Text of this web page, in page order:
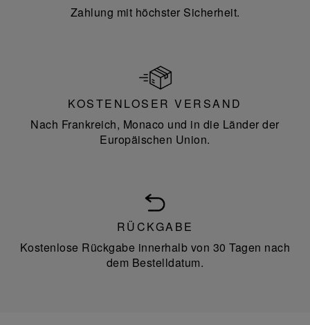
Zahlung mit höchster Sicherheit.
KOSTENLOSER VERSAND
Nach Frankreich, Monaco und in die Länder der
Europäischen Union.
RÜCKGABE
Kostenlose Rückgabe innerhalb von 30 Tagen nach
dem Bestelldatum.